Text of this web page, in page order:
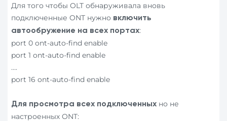
Для того чтобы OLT обнаруживала вновь
подключенные ONT нужно включить
автообружение на всех портах:
port 0 ont-auto-find enable
port 1 ont-auto-find enable
….
port 16 ont-auto-find enable
Для просмотра всех подключенных но не
настроенных ONT: